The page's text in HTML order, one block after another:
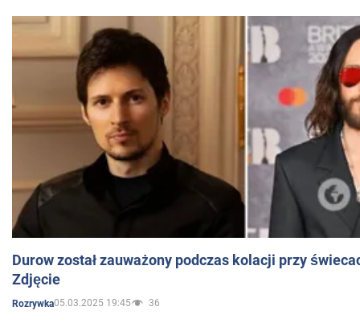
Durow został zauważony podczas kolacji przy
Zdjęcie
Rozrywka05.03.2025 19:45 36